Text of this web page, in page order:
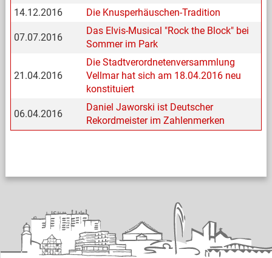
14.12.2016
Die Knusperhäuschen-Tradition
07.07.2016
Das Elvis-Musical "Rock the Block" bei
Sommer im Park
21.04.2016
Die Stadtverordnetenversammlung
Vellmar hat sich am 18.04.2016 neu
konstituiert
06.04.2016
Daniel Jaworski ist Deutscher
Rekordmeister im Zahlenmerken